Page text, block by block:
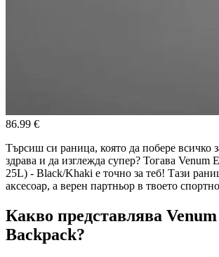
86.99 €
Търсиш си раница, която да побере всичко
здрава и да изглежда супер? Тогава Venum
25L) - Black/Khaki е точно за теб! Тази
аксесоар, а верен партньор в твоето
Какво представлява
Backpack?